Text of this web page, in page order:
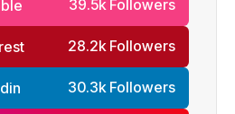
39.5k Followers
28.2k Followers
30.3k Followers